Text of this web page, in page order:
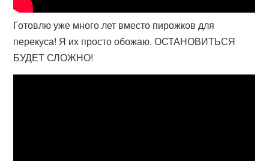
Готовлю уже много лет вместо пирожков для
перекуса! Я их просто обожаю. ОСТАНОВИТЬСЯ
БУДЕТ СЛОЖНО!